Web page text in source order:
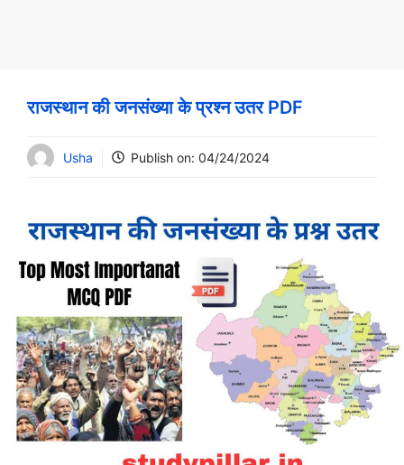
राजस्थान की जनसंख्या के प्रश्न उतर PDF
Usha Publish on: 04/24/2024